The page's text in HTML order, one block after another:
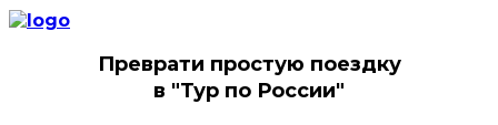
Преврати простую поездку
в "Тур по России"